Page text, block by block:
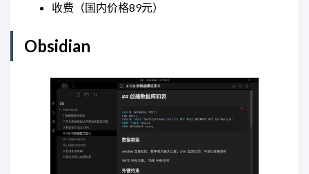
收费（国内价格89元）
Obsidian